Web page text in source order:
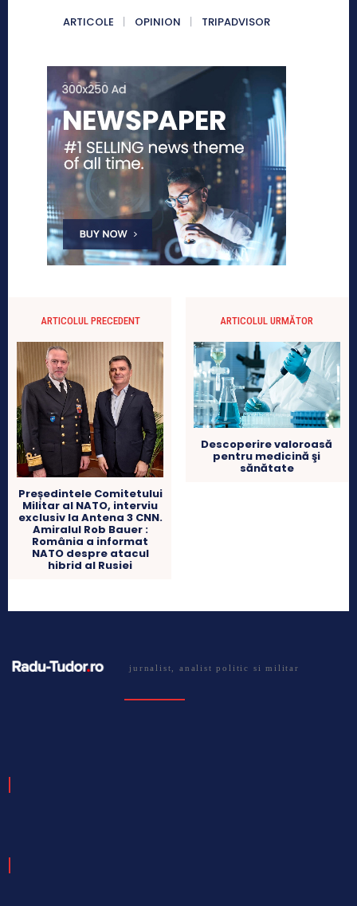
ARTICOLE OPINION TRIPADVISOR
ARTICOLUL PRECEDENT
Președintele Comitetului
Militar al NATO, interviu
exclusiv la Antena 3 CNN.
Amiralul Rob Bauer :
România a informat
NATO despre atacul
hibrid al Rusiei
ARTICOLUL URMĂTOR
Descoperire valoroasă
pentru medicină şi
sănătate
jurnalist, analist politic si militar